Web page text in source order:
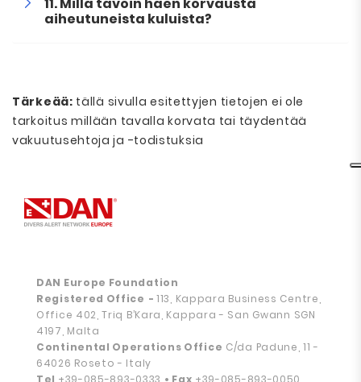
aiheutuneista kuluista?
Tärkeää: tällä sivulla esitettyjen tietojen ei ole
tarkoitus millään tavalla korvata tai täydentää
vakuutusehtoja ja -todistuksia
DAN Europe Foundation
Registered Office -113, Kappara Business Centre,
Office 402, Triq B’Kara, Kappara - San Gwann SGN
4197, Malta
Continental Operations Office C/da Padune, 11 -
64026 Roseto - Italy
Tel +39-085-893-0333 • Fax +39-085-893-0050